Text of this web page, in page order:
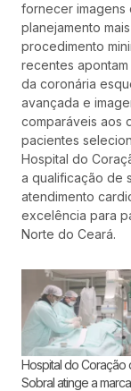
fornecer imagens
planejamento
procedimento
recentes
da coronária
avançada e
comparáveis aos
pacientes
Hospital do
a qualificação de
atendimento
excelência para
Norte do Ceará.
Hospital do Coração
Sobral atinge a